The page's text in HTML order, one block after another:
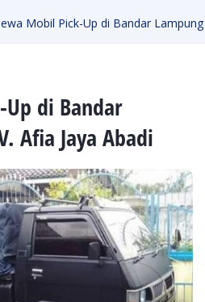
Mobil Pick-Up di Bandar
di Bandar
Afia Jaya Abadi